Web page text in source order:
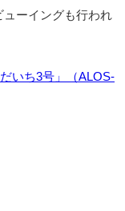
ューイングも行われ
いち3号」（ALOS-